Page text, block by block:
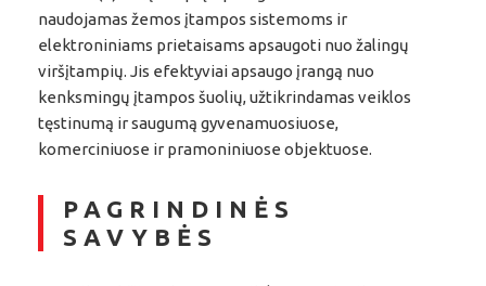
naudojamas žemos įtampos sistemoms ir
elektroniniams prietaisams apsaugoti nuo žalingų
viršįtampių. Jis efektyviai apsaugo įrangą nuo
kenksmingų įtampos šuolių, užtikrindamas veiklos
tęstinumą ir saugumą gyvenamuosiuose,
komerciniuose ir pramoniniuose objektuose.
PAGRINDINĖS
SAVYBĖS